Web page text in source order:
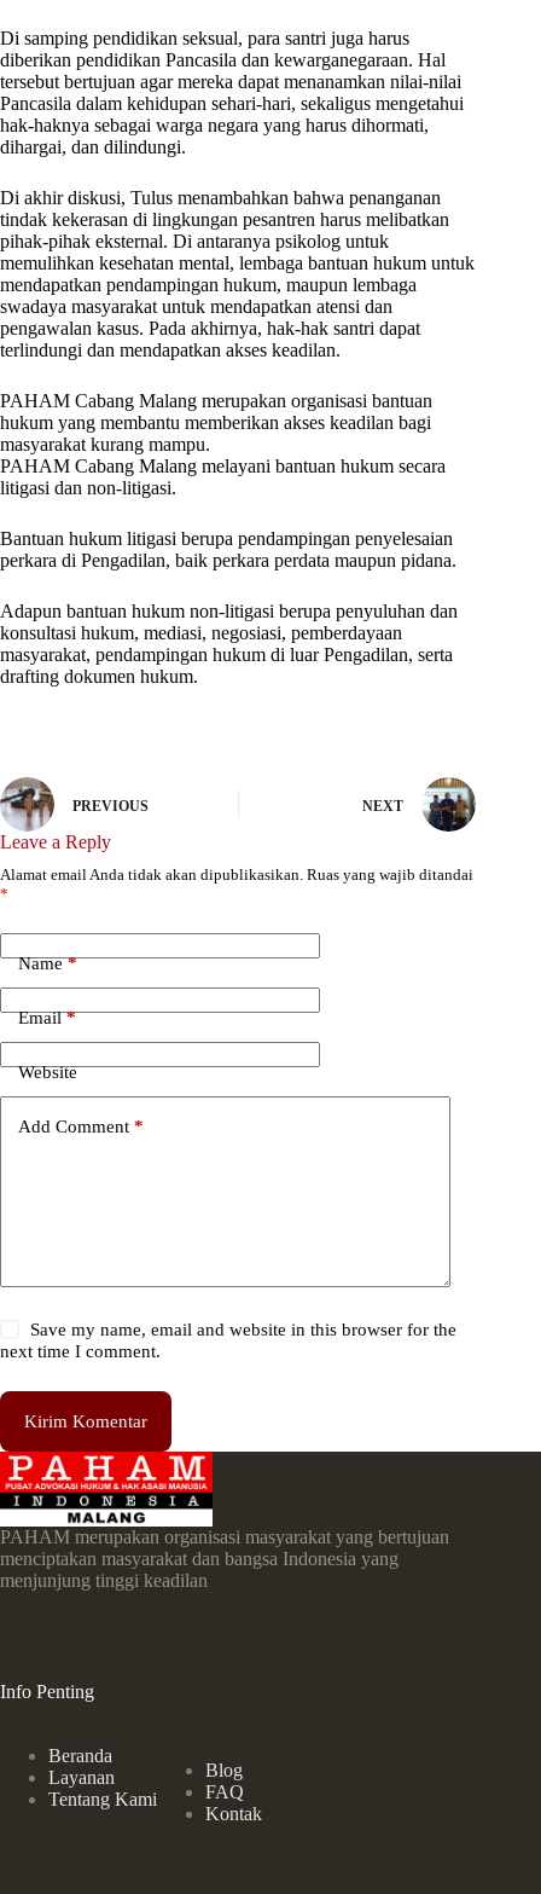
Di samping pendidikan seksual, para santri juga harus
diberikan pendidikan Pancasila dan kewarganegaraan. Hal
tersebut bertujuan agar mereka dapat menanamkan nilai-nilai
Pancasila dalam kehidupan sehari-hari, sekaligus mengetahui
hak-haknya sebagai warga negara yang harus dihormati,
dihargai, dan dilindungi.
Di akhir diskusi, Tulus menambahkan bahwa penanganan
tindak kekerasan di lingkungan pesantren harus melibatkan
pihak-pihak eksternal. Di antaranya psikolog untuk
memulihkan kesehatan mental, lembaga bantuan hukum untuk
mendapatkan pendampingan hukum, maupun lembaga
swadaya masyarakat untuk mendapatkan atensi dan
pengawalan kasus. Pada akhirnya, hak-hak santri dapat
terlindungi dan mendapatkan akses keadilan.
PAHAM Cabang Malang merupakan organisasi bantuan
hukum yang membantu memberikan akses keadilan bagi
masyarakat kurang mampu.
PAHAM Cabang Malang melayani bantuan hukum secara
litigasi dan non-litigasi.
Bantuan hukum litigasi berupa pendampingan penyelesaian
perkara di Pengadilan, baik perkara perdata maupun pidana.
Adapun bantuan hukum non-litigasi berupa penyuluhan dan
konsultasi hukum, mediasi, negosiasi, pemberdayaan
masyarakat, pendampingan hukum di luar Pengadilan, serta
drafting dokumen hukum.
PREVIOUS NEXT
Leave a Reply
Alamat email Anda tidak akan dipublikasikan. Ruas yang wajib ditandai
*
Name*
Email*
Website
Add Comment *
Save my name, email and website in this browser for the
next time I comment.
Kirim Komentar
PAHAM merupakan organisasi masyarakat yang bertujuan
menciptakan masyarakat dan bangsa Indonesia yang
menjunjung tinggi keadilan
Info Penting
Beranda
Layanan
Tentang Kami
Blog
FAQ
Kontak